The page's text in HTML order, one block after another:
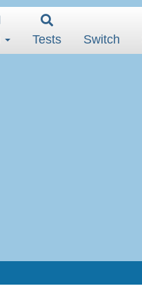
Tests Switch